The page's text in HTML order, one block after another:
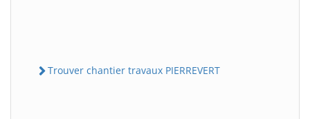
Trouver chantier travaux PIERREVERT